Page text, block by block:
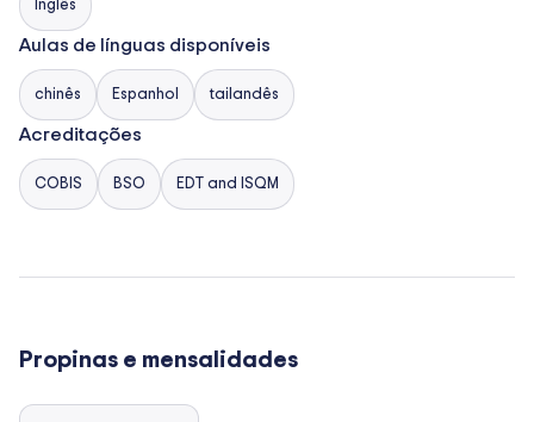
Inglês
Aulas de línguas disponíveis
chinês Espanhol tailandês
Acreditações
COBIS BSO EDT and ISQM
Propinas e mensalidades